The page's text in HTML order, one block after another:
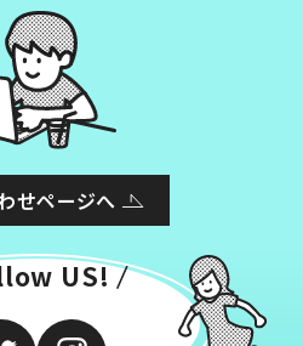
せページへ
US!